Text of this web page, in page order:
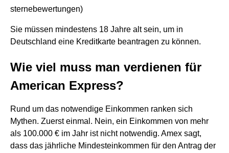
sternebewertungen)
Sie müssen mindestens 18 Jahre alt sein, um in
Deutschland eine Kreditkarte beantragen zu können.
Wie viel muss man verdienen für
American Express?
Rund um das notwendige Einkommen ranken sich
Mythen. Zuerst einmal. Nein, ein Einkommen von mehr
als 100.000 € im Jahr ist nicht notwendig. Amex sagt,
dass das jährliche Mindesteinkommen für den Antrag der